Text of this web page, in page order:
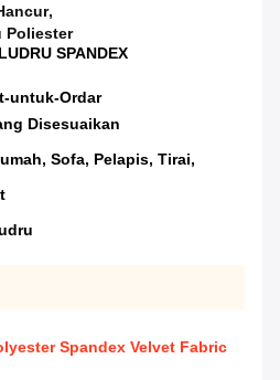
,
Poliester
SPANDEX
untuk-Ordar
Disesuaikan
Sofa, Pelapis, Tirai,
Spandex Velvet Fabric